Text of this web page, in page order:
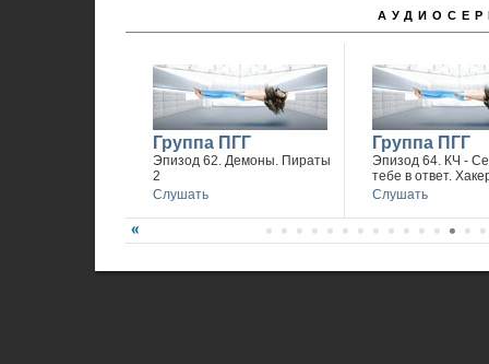
Группа ПГГ
Эпизод 62. Демоны. Пираты
2
Слушать
Группа ПГГ
Эпизод 64. КЧ -
тебе в ответ.
Слушать